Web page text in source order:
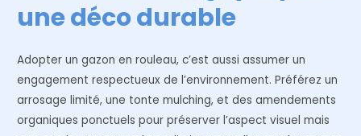
une déco durable
Adopter un gazon en rouleau, c’est aussi assumer un
engagement respectueux de l’environnement. Préférez un
arrosage limité, une tonte mulching, et des amendements
organiques ponctuels pour préserver l’aspect visuel mais